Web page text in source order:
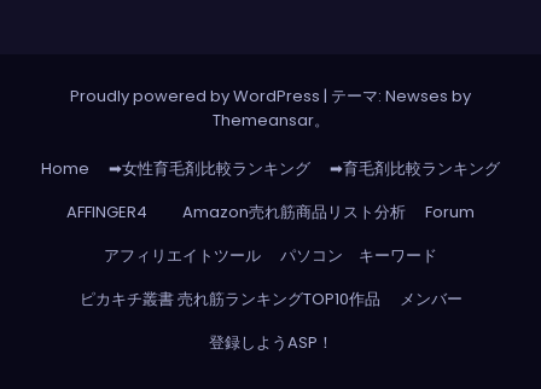
Proudly powered by WordPress | テーマ: Newses by
Themeansar。
Home ➡女性育毛剤比較ランキング
➡育毛剤比較ランキング
AFFINGER4
Amazon売れ筋商品リスト分析
Forum
アフィリエイトツール
パソコン キーワード
ピカキチ叢書 売れ筋ランキングTOP10作品
メンバー
登録しようASP！